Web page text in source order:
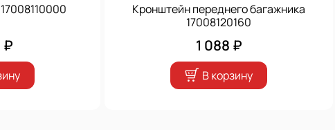
₽
Кронштейн переднего багажника
17008120160
1 088 ₽
В корзину